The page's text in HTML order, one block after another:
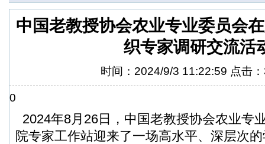
中国老教授协会农业专业委员会
织专家调研交流活
时间：2024/9/3 11:22:59 点击
0
2024年8月26日，中国老教授协会农业专
院专家工作站迎来了一场高水平、深层次